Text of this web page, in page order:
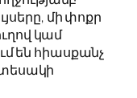
մի փոքր
կամ
են հիասքանչ